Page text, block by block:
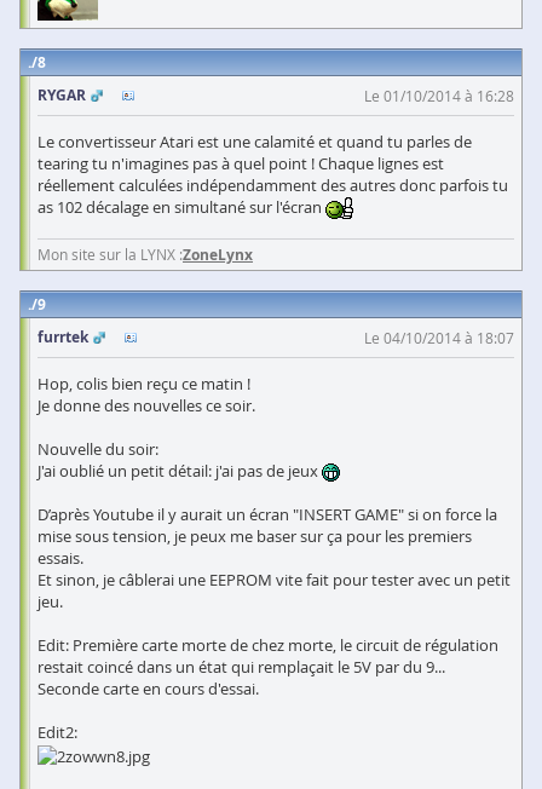
8
RYGAR
Le 01/10/2014 à 16:28
Le convertisseur Atari est une calamité et quand tu parles de
tearing tu n'imagines pas à quel point ! Chaque lignes est
réellement calculées indépendamment des autres donc parfois tu
as 102 décalage en simultané sur l'écran
Mon site sur la LYNX :ZoneLynx
9
furrtek
Le 04/10/2014 à 18:07
Hop, colis bien reçu ce matin !
Je donne des nouvelles ce soir.
Nouvelle du soir:
J'ai oublié un petit détail: j'ai pas de jeux
D’après Youtube il y aurait un écran "INSERT GAME" si on force la
mise sous tension, je peux me baser sur ça pour les premiers
essais.
Et sinon, je câblerai une EEPROM vite fait pour tester avec un petit
jeu.
Edit: Première carte morte de chez morte, le circuit de régulation
restait coincé dans un état qui remplaçait le 5V par du 9...
Seconde carte en cours d'essai.
Edit2: